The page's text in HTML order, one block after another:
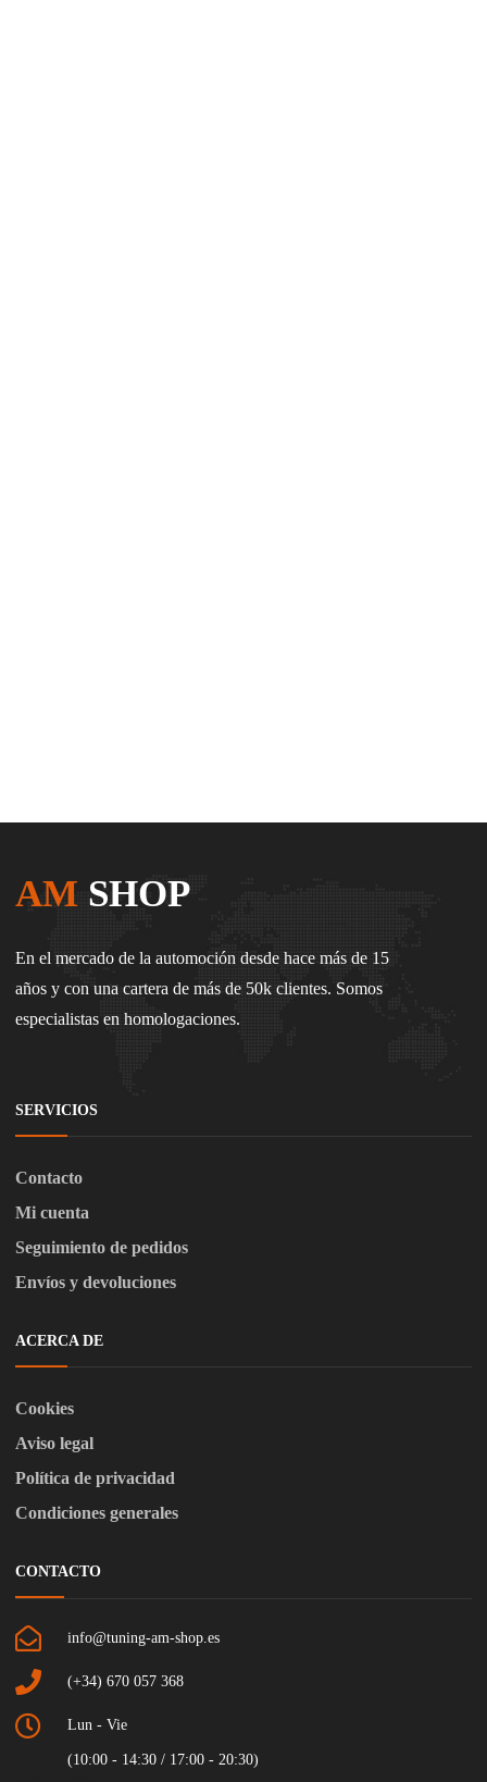
AM SHOP
En el mercado de la automoción desde hace más de 15
años y con una cartera de más de 50k clientes. Somos
especialistas en homologaciones.
SERVICIOS
Contacto
Mi cuenta
Seguimiento de pedidos
Envíos y devoluciones
ACERCA DE
Cookies
Aviso legal
Política de privacidad
Condiciones generales
CONTACTO
info@tuning-am-shop.es
(+34) 670 057 368
Lun - Vie
(10:00 - 14:30 / 17:00 - 20:30)